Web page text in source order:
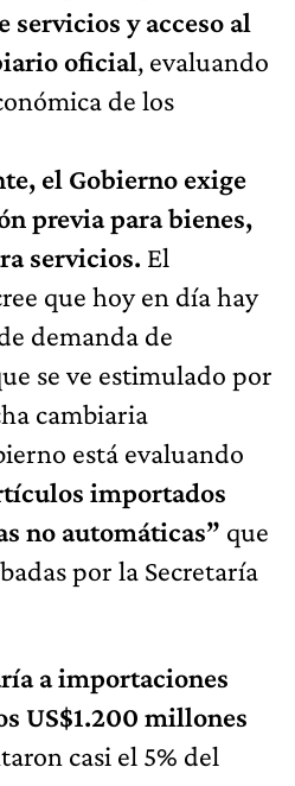
servicios y acceso al
oficial, evaluando
de los
el Gobierno exige
previa para bienes,
servicios. El
que hoy en día hay
demanda de
se ve estimulado por
cambiaria
está evaluando
importados
no automáticas” que
por la Secretaría
a importaciones
US$1.200 millones
casi el 5% del